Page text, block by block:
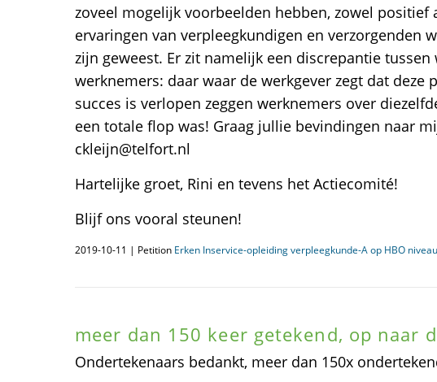
zoveel mogelijk voorbeelden hebben, zowel positief
ervaringen van verpleegkundigen en verzorgenden
zijn geweest. Er zit namelijk een discrepantie tussen
werknemers: daar waar de werkgever zegt dat deze
succes is verlopen zeggen werknemers over
een totale flop was! Graag jullie bevindingen naar
ckleijn@telfort.nl
Hartelijke groet, Rini en tevens het Actiecomité!
Blijf ons vooral steunen!
2019-10-11 | Petition Erken Inservice-opleiding verpleegkunde-A op HBO niveau
meer dan 150 keer getekend, op naar
Ondertekenaars bedankt, meer dan 150x